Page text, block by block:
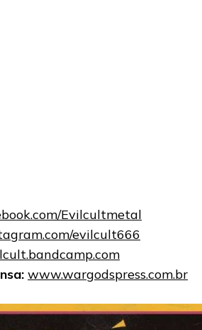
Evilcultmetal
evilcult666
www.wargodspress.com.br